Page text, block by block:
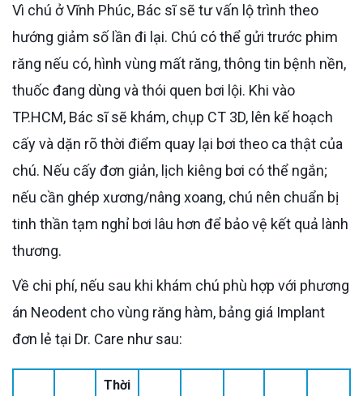
Vì chú ở Vĩnh Phúc, Bác sĩ sẽ tư vấn lộ trình theo
hướng giảm số lần đi lại. Chú có thể gửi trước phim
răng nếu có, hình vùng mất răng, thông tin bệnh nền,
thuốc đang dùng và thói quen bơi lội. Khi vào
TP.HCM, Bác sĩ sẽ khám, chụp CT 3D, lên kế hoạch
cấy và dặn rõ thời điểm quay lại bơi theo ca thật của
chú. Nếu cấy đơn giản, lịch kiêng bơi có thể ngắn;
nếu cần ghép xương/nâng xoang, chú nên chuẩn bị
tinh thần tạm nghỉ bơi lâu hơn để bảo vệ kết quả lành
thương.
Về chi phí, nếu sau khi khám chú phù hợp với phương
án Neodent cho vùng răng hàm, bảng giá Implant
đơn lẻ tại Dr. Care như sau:
Thời